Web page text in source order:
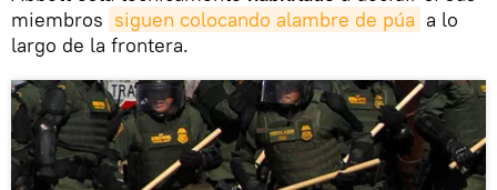
miembros siguen colocando alambre de púa a lo
largo de la frontera.